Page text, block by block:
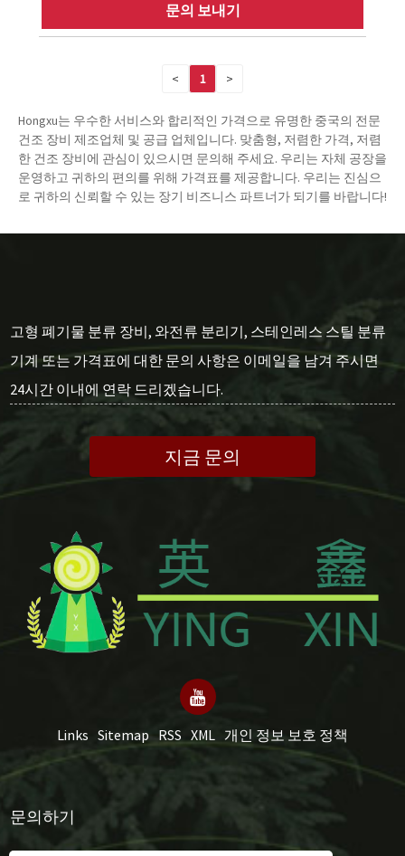
문의 보내기
< 1 >
Hongxu는 우수한 서비스와 합리적인 가격으로 유명한 중국의 전문
건조 장비 제조업체 및 공급 업체입니다. 맞춤형, 저렴한 가격, 저렴
한 건조 장비에 관심이 있으시면 문의해 주세요. 우리는 자체 공장을
운영하고 귀하의 편의를 위해 가격표를 제공합니다. 우리는 진심으
로 귀하의 신뢰할 수 있는 장기 비즈니스 파트너가 되기를 바랍니다!
고형 폐기물 분류 장비, 와전류 분리기, 스테인레스 스틸 분류
기계 또는 가격표에 대한 문의 사항은 이메일을 남겨 주시면
24시간 이내에 연락 드리겠습니다.
지금 문의
Links Sitemap RSS XML 개인 정보 보호 정책
문의하기